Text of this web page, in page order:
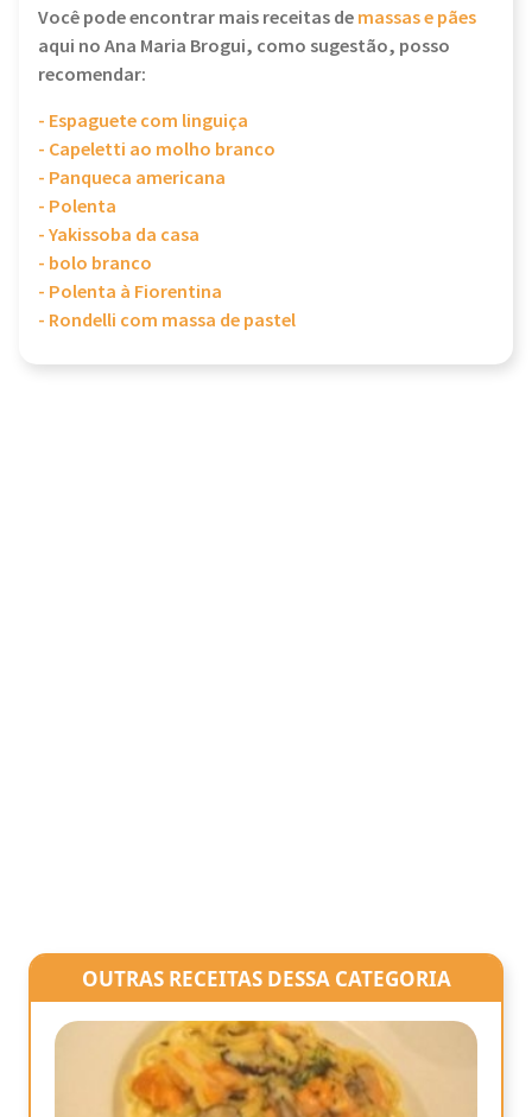
Você pode encontrar mais receitas demassas e pães
aqui no Ana Maria Brogui, como sugestão, posso
recomendar:
- Espaguete com linguiça
- Capeletti ao molho branco
- Panqueca americana
- Polenta
- Yakissoba da casa
- bolo branco
- Polenta à Fiorentina
- Rondelli com massa de pastel
OUTRAS RECEITAS DESSA CATEGORIA